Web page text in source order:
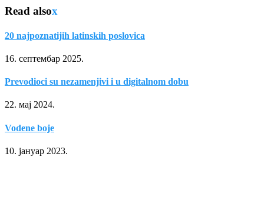
Read alsox
20 najpoznatijih latinskih poslovica
16. септембар 2025.
Prevodioci su nezamenjivi i u digitalnom dobu
22. мај 2024.
Vodene boje
10. јануар 2023.